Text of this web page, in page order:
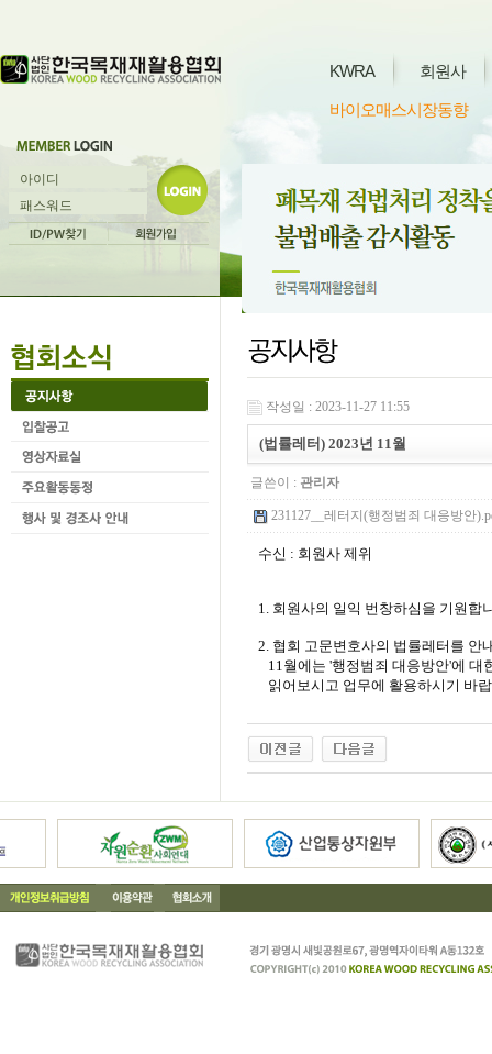
KWRA 회원사
바이오매스시장동향
작성일 : 2023-11-27 11:55
(법률레터) 2023년 11월
글쓴이 : 관리자
231127__레터지(행정범죄 대응방안
수신 : 회원사 제위
1. 회원사의 일익 번창하심을 기원합
2. 협회 고문변호사의 법률레터를 안
11월에는 '행정범죄 대응방안'에 대
읽어보시고 업무에 활용하시기 바